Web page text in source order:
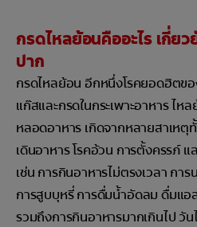
กรดไหลย้อนคืออะไร เกี่ย
ปาก
กรดไหลย้อน อีกหนึ่งโรคยอดฮิตข
แก๊สและกรดในกระเพาะอาหาร ไห
หลอดอาหาร เกิดจากหลายสาเห
เดินอาหาร โรคอ้วน การตั้งครรภ์
เช่น การกินอาหารไม่ตรงเวลา กา
การสูบบุหรี่ การดื่มน้ำอัดลม ดื่มแอ
รวมถึงการกินอาหารมากเกินไป วั